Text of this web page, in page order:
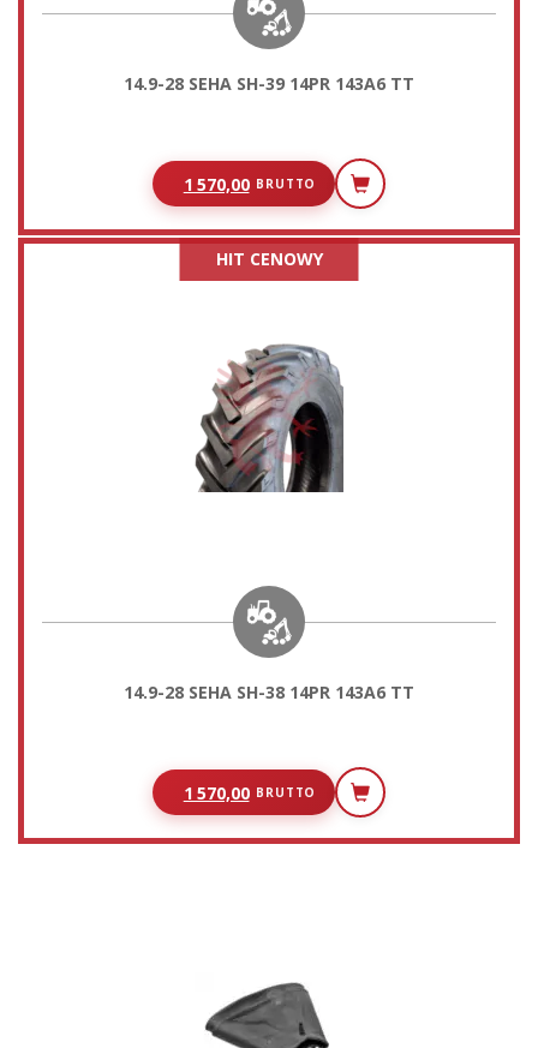
14.9-28 SEHA SH-39 14PR 143A6 TT
1 570,00 BRUTTO
HIT CENOWY
14.9-28 SEHA SH-38 14PR 143A6 TT
1 570,00 BRUTTO